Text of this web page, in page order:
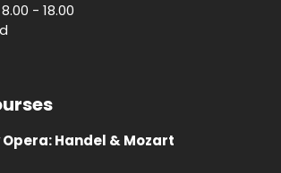
- 18.00
Handel & Mozart